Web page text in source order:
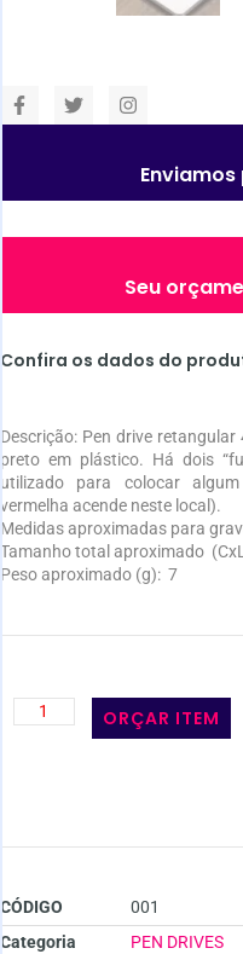
Seu
Confira os dados do
Descrição: Pen drive retangular
preto em plástico. Há dois
utilizado para colocar
vermelha acende neste local).
Medidas aproximadas para
Tamanho total aproximado
Peso aproximado (g): 7
ORÇAR ITEM
CÓDIGO
001
Categoria
PEN DRIVES